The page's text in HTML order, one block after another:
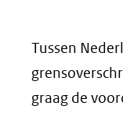
Tussen
graag de